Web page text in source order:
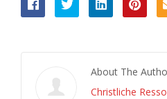
About The
Christliche